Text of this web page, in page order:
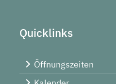
Quicklinks
Öffnungszeiten